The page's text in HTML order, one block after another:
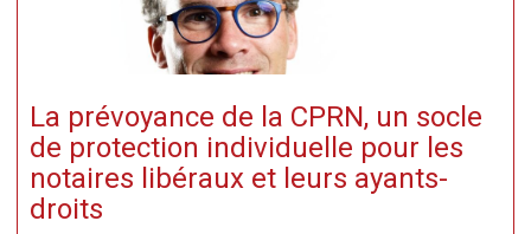
La prévoyance de la CPRN, un socle
de protection individuelle pour les
notaires libéraux et leurs ayants-
droits